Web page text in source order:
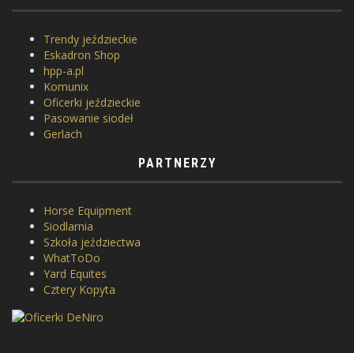
Trendy jeździeckie
Eskadron Shop
hpp-a.pl
Komunix
Oficerki jeździeckie
Pasowanie siodeł
Gerlach
PARTNERZY
Horse Equipment
Siodlarnia
Szkoła jeździectwa
WhatToDo
Yard Equites
Cztery Kopyta